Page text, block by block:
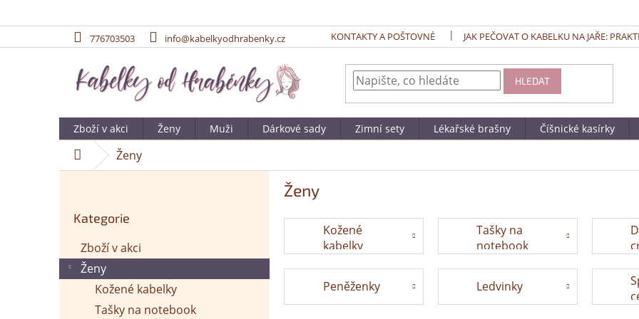
na
776703503 info@kabelkyodhrabenky.cz KONTAKTY A POŠTOVNÉ JAK PEČOVAT O KABELKU NA JAŘE:
HLEDAT
Zboží v akci Ženy Muži Dárkové sady Zimní sety Lékařské brašny Číšnické kasírky
DomůŽeny
a
kategorie
Kategorie
Zboží v akci
Ženy
Kožené kabelky
Tašky na notebook
Ženy
Kožené
kabelky
Tašky na
notebook
Peněženky Ledvinky